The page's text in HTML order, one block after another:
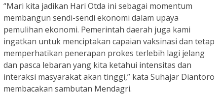
“Mari kita jadikan Hari Otda ini sebagai momentum
membangun sendi-sendi ekonomi dalam upaya
pemulihan ekonomi. Pemerintah daerah juga kami
ingatkan untuk menciptakan capaian vaksinasi dan tetap
memperhatikan penerapan prokes terlebih lagi jelang
dan pasca lebaran yang kita ketahui intensitas dan
interaksi masyarakat akan tinggi,” kata Suhajar Diantoro
membacakan sambutan Mendagri.